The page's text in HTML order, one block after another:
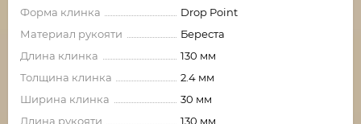
Форма клинка
Drop Point
Материал рукояти
Береста
Длина клинка
130 мм
Толщина клинка
2.4 мм
Ширина клинка
30 мм
Длина рукояти
130 мм